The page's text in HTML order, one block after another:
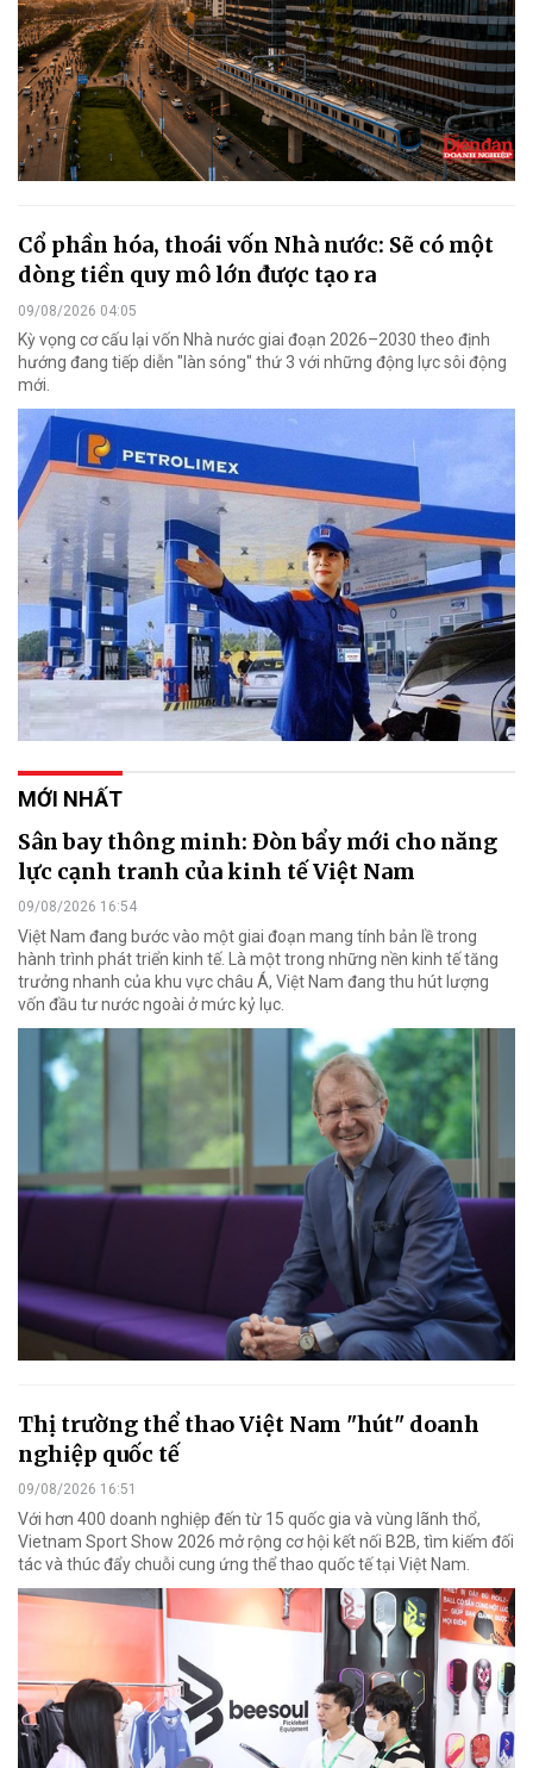
Cổ phần hóa, thoái vốn Nhà nước: Sẽ có một
dòng tiền quy mô lớn được tạo ra
09/08/2026 04:05
Kỳ vọng cơ cấu lại vốn Nhà nước giai đoạn 2026–2030 theo định
hướng đang tiếp diễn "làn sóng" thứ 3 với những động lực sôi động
mới.
MỚI NHẤT
Sân bay thông minh: Đòn bẩy mới cho năng
lực cạnh tranh của kinh tế Việt Nam
09/08/2026 16:54
Việt Nam đang bước vào một giai đoạn mang tính bản lề trong
hành trình phát triển kinh tế. Là một trong những nền kinh tế tăng
trưởng nhanh của khu vực châu Á, Việt Nam đang thu hút lượng
vốn đầu tư nước ngoài ở mức kỷ lục.
Thị trường thể thao Việt Nam "hút" doanh
nghiệp quốc tế
09/08/2026 16:51
Với hơn 400 doanh nghiệp đến từ 15 quốc gia và vùng lãnh thổ,
Vietnam Sport Show 2026 mở rộng cơ hội kết nối B2B, tìm kiếm đối
tác và thúc đẩy chuỗi cung ứng thể thao quốc tế tại Việt Nam.